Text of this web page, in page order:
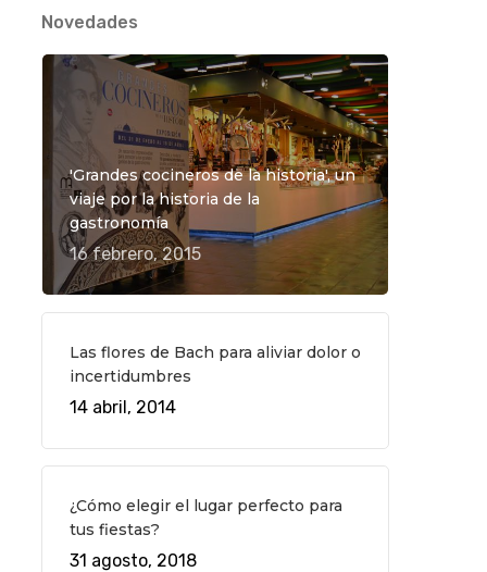
Novedades
'Grandes cocineros de la historia', un
viaje por la historia de la
gastronomía
16 febrero, 2015
Las flores de Bach para aliviar dolor o
incertidumbres
14 abril, 2014
¿Cómo elegir el lugar perfecto para
tus fiestas?
31 agosto, 2018